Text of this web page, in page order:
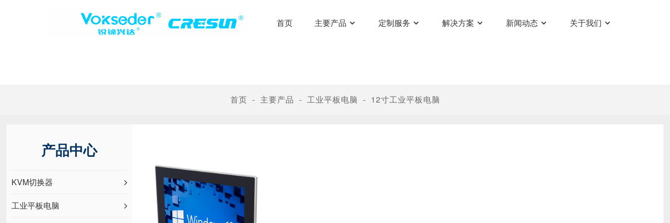
首页 主要产品 定制服务 解决方案 新闻动态 关于我们
首页 主要产品 工业平板电脑 12寸工业平板电脑
产品中心
KVM切换器
工业平板电脑